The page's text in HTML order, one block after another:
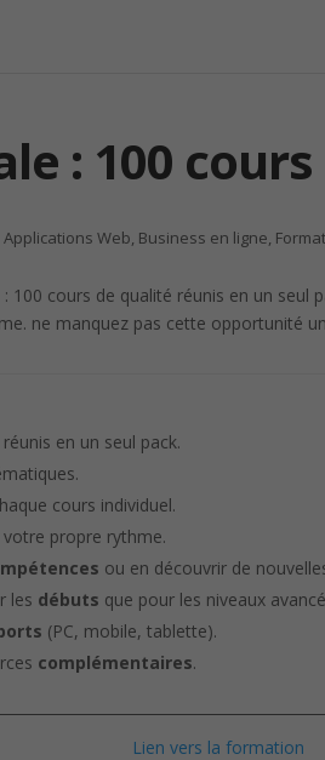
: 100
Applications Web, Business en ligne,
en un seul pack.
cours individuel.
votre propre rythme.
ou en découvrir de
les débuts que pour les niveaux
(PC, mobile, tablette).
complémentaires.
Lien vers la formation